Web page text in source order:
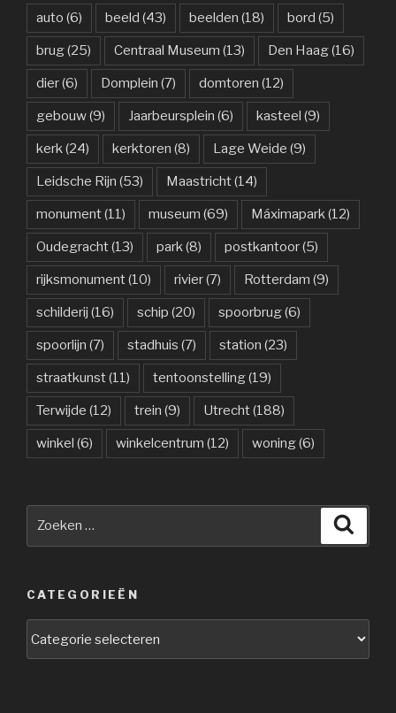
auto (6) beeld (43) beelden (18) bord (5)
brug(25) Centraal Museum (13) Den Haag(16)
dier(6) Domplein (7) domtoren (12)
gebouw(9) Jaarbeursplein (6) kasteel (9)
kerk(24) kerktoren (8) Lage Weide (9)
Leidsche Rijn (53) Maastricht(14)
monument(11) museum (69) Máximapark(12)
Oudegracht(13) park(8) postkantoor(5)
rijksmonument(10) rivier(7) Rotterdam (9)
schilderij (16) schip (20) spoorbrug(6)
spoorlijn (7) stadhuis (7) station (23)
straatkunst(11) tentoonstelling(19)
Terwijde (12) trein (9) Utrecht(188)
winkel (6) winkelcentrum (12) woning(6)
CATEGORIEËN